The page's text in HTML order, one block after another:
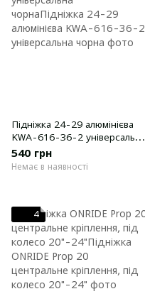
Підніжка 24-29 алюмінієва
KWA-616-36-2 універсальна
чорна
540 грн
Немає в наявності
4